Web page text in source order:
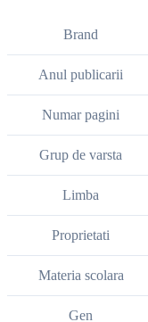
Brand
Anul publicarii
Numar pagini
Grup de varsta
Limba
Proprietati
Materia scolara
Gen